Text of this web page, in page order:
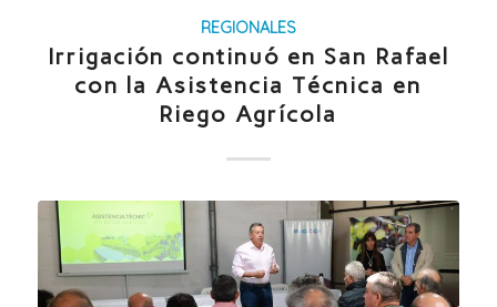
REGIONALES
Irrigación continuó en San Rafael
con la Asistencia Técnica en
Riego Agrícola